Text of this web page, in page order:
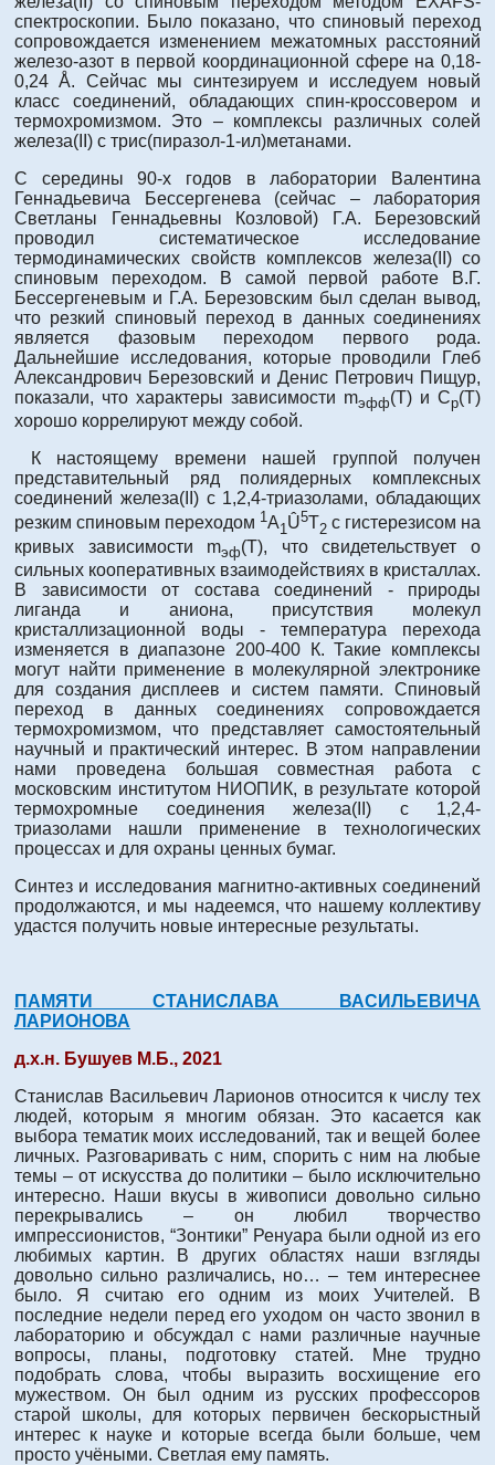
спектроскопии. Было показано, что спиновый переход
сопровождается изменением межатомных расстояний
железо-азот в первой координационной сфере на 0,18-
0,24 Å. Сейчас мы синтезируем и исследуем новый
класс соединений, обладающих спин-кроссовером и
термохромизмом. Это – комплексы различных солей
железа(II) с трис(пиразол-1-ил)метанами.
С середины 90-х годов в лаборатории Валентина
Геннадьевича Бессергенева (сейчас – лаборатория
Светланы Геннадьевны Козловой) Г.А. Березовский
проводил систематическое исследование
термодинамических свойств комплексов железа(II) со
спиновым переходом. В самой первой работе В.Г.
Бессергеневым и Г.А. Березовским был сделан вывод,
что резкий спиновый переход в данных соединениях
является фазовым переходом первого рода.
Дальнейшие исследования, которые проводили Глеб
Александрович Березовский и Денис Петрович Пищур,
показали, что характеры зависимости mэфф(Т) и Ср(Т)
хорошо коррелируют между собой.
К настоящему времени нашей группой получен
представительный ряд полиядерных комплексных
соединений железа(II) c 1,2,4-триазолами, обладающих
резким спиновым переходом 1А1 Û5Т2 с гистерезисом на
кривых зависимости mэф(Т), что свидетельствует о
сильных кооперативных взаимодействиях в кристаллах.
В зависимости от состава соединений - природы
лиганда и аниона, присутствия молекул
кристаллизационной воды - температура перехода
изменяется в диапазоне 200-400 К. Такие комплексы
могут найти применение в молекулярной электронике
для создания дисплеев и систем памяти. Спиновый
переход в данных соединениях сопровождается
термохромизмом, что представляет самостоятельный
научный и практический интерес. В этом направлении
нами проведена большая совместная работа с
московским институтом НИОПИК, в результате которой
термохромные соединения железа(II) с 1,2,4-
триазолами нашли применение в технологических
процессах и для охраны ценных бумаг.
Синтез и исследования магнитно-активных соединений
продолжаются, и мы надеемся, что нашему коллективу
удастся получить новые интересные результаты.
ПАМЯТИ СТАНИСЛАВА ВАСИЛЬЕВИЧА
ЛАРИОНОВА
д.х.н. Бушуев М.Б., 2021
Станислав Васильевич Ларионов относится к числу тех
людей, которым я многим обязан. Это касается как
выбора тематик моих исследований, так и вещей более
личных. Разговаривать с ним, спорить с ним на любые
темы – от искусства до политики – было исключительно
интересно. Наши вкусы в живописи довольно сильно
перекрывались – он любил творчество
импрессионистов, “Зонтики” Ренуара были одной из его
любимых картин. В других областях наши взгляды
довольно сильно различались, но… – тем интереснее
было. Я считаю его одним из моих Учителей. В
последние недели перед его уходом он часто звонил в
лабораторию и обсуждал с нами различные научные
вопросы, планы, подготовку статей. Мне трудно
подобрать слова, чтобы выразить восхищение его
мужеством. Он был одним из русских профессоров
старой школы, для которых первичен бескорыстный
интерес к науке и которые всегда были больше, чем
просто учёными. Светлая ему память.